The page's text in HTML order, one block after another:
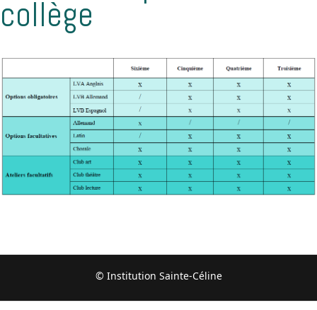
collège
© Institution Sainte-Céline